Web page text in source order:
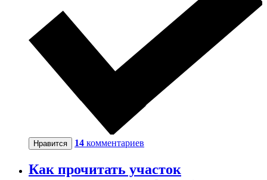
Нравится 14 комментариев
Как прочитать участок